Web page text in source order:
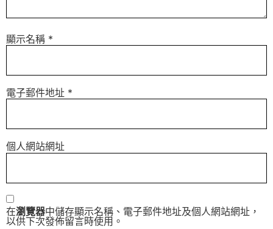
顯示名稱 *
電子郵件地址 *
個人網站網址
在瀏覽器中儲存顯示名稱、電子郵件地址及個人網站網址，
以供下次發佈留言時使用。